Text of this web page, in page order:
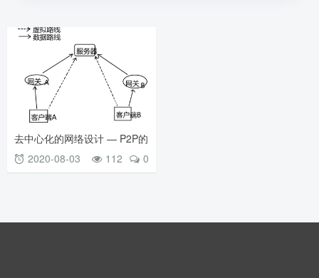
去中心化的网络设计 — P2P的
2020-08-03 0
112